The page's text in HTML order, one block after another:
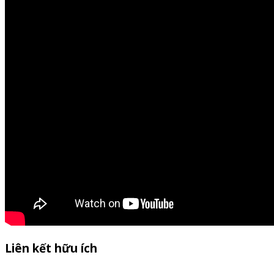
Liên kết hữu ích